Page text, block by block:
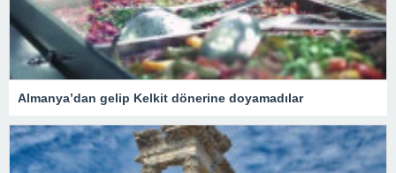
Almanya’dan gelip Kelkit dönerine doyamadılar